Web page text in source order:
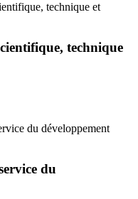
technique et
technique
du développement
du